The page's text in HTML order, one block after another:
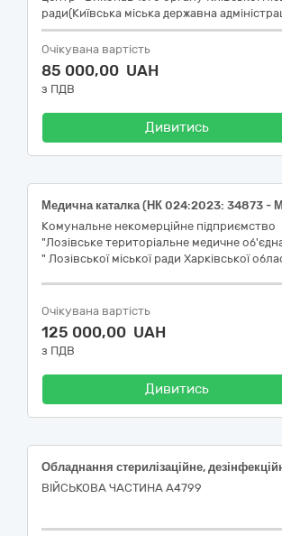
ради(Київська міська державна
Очікувана вартість
85 000,00 UAH
з ПДВ
Дивитись
Комунальне некомерційне підприємство
"Лозівське територіальне медичне
" Лозівської міської ради Харківської
Очікувана вартість
125 000,00 UAH
з ПДВ
Дивитись
ВІЙСЬКОВА ЧАСТИНА А4799